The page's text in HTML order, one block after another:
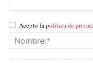
Acepto lapolítica de